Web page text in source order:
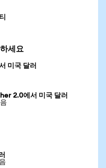
세요
미국 달러
2.0에서 미국 달러